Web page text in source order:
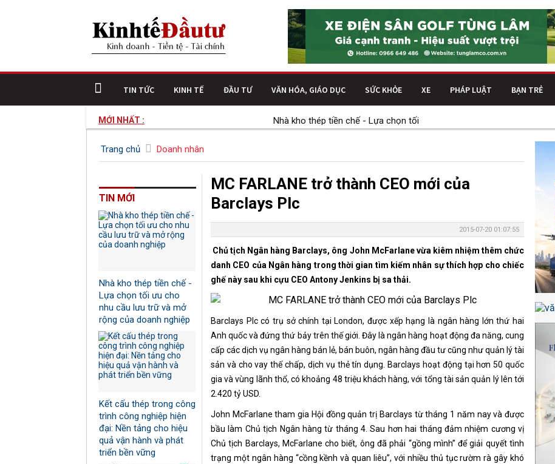
TIN TỨC KINH TẾ ĐẦU TƯ VĂN HÓA, GIÁO DỤC SỨC KHỎE XE PHÁP LUẬT BẠN TRẺ
MỚI NHẤT : Nhà kho thép tiền chế - Lựa chọn tối ưu cho nhu cầu lưu trữ và mở rộng
Trang chủ Doanh nhân
MC FARLANE trở thành CEO mới của
Barclays Plc
2015-07-20 01:07:55
Chủ tịch Ngân hàng Barclays, ông John McFarlane vừa kiêm nhiệm thêm chức
danh CEO của Ngân hàng trong thời gian tìm kiếm nhân sự thích hợp cho chiếc
ghế này sau khi cựu CEO Antony Jenkins bị sa thải.
Barclays Plc có trụ sở chính tại London, được xếp hạng là ngân hàng lớn thứ hai
Anh quốc và đứng thứ bảy trên thế giới. Đây là ngân hàng hoạt động đa năng, cung
cấp các dịch vụ ngân hàng bán lẻ, bán buôn, ngân hàng đầu tư cũng như quản lý tài
sản và cho vay thế chấp, dịch vụ thẻ tín dụng. Barclays hoạt động tại hơn 50 quốc
gia và vùng lãnh thổ, có khoảng 48 triệu khách hàng, với tổng tài sản quản lý lên tới
2.420 tỷ USD.
John McFarlane tham gia Hội đồng quản trị Barclays từ tháng 1 năm nay và được
bầu làm Chủ tịch Ngân hàng từ tháng 4. Sau hơn hai tháng đảm nhiệm cương vị
Chủ tịch Barclays, McFarlane cho biết, ông đã phải “gồng mình” để giải quyết tình
trạng một ngân hàng “cồng kềnh và quan liêu”, với nhiều thủ tục rườm rà gây khó
TIN MỚI
Nhà kho thép tiền chế -
Lựa chọn tối ưu cho
nhu cầu lưu trữ và mở
rộng của doanh nghiệp
Kết cấu thép trong công
trình công nghiệp hiện
đại: Nền tảng cho hiệu
quả vận hành và phát
triển bền vững